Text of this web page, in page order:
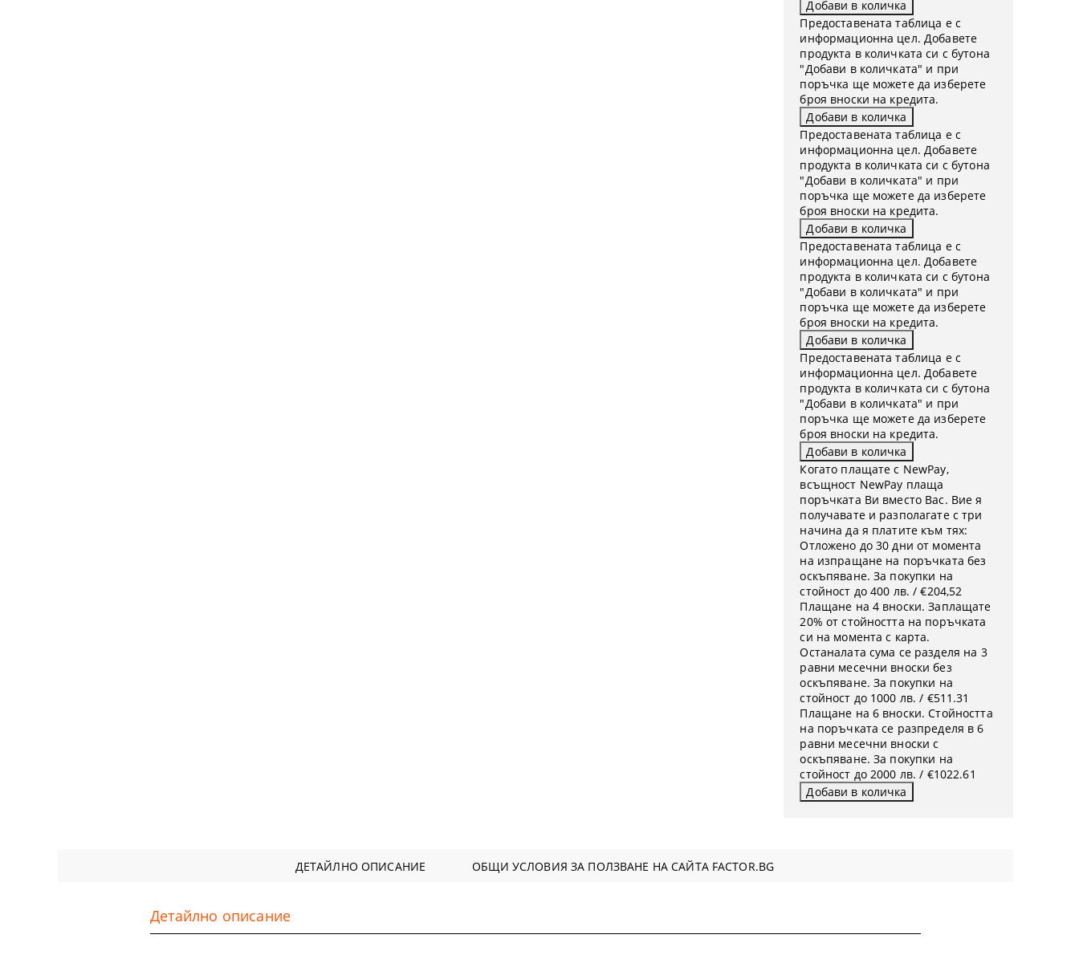
Предоставената таблица е с
информационна цел. Добавете
продукта в количката си с бутона
"Добави в количката" и при
поръчка ще можете да изберете
броя вноски на кредита.
Предоставената таблица е с
информационна цел. Добавете
продукта в количката си с бутона
"Добави в количката" и при
поръчка ще можете да изберете
броя вноски на кредита.
Предоставената таблица е с
информационна цел. Добавете
продукта в количката си с бутона
"Добави в количката" и при
поръчка ще можете да изберете
броя вноски на кредита.
Предоставената таблица е с
информационна цел. Добавете
продукта в количката си с бутона
"Добави в количката" и при
поръчка ще можете да изберете
броя вноски на кредита.
Когато плащате с NewPay,
всъщност NewPay плаща
поръчката Ви вместо Вас. Вие я
получавате и разполагате с три
начина да я платите към тях:
Отложено до 30 дни от момента
на изпращане на поръчката без
оскъпяване. За покупки на
стойност до 400 лв. / €204,52
Плащане на 4 вноски. Заплащате
20% от стойността на поръчката
си на момента с карта.
Останалата сума се разделя на 3
равни месечни вноски без
оскъпяване. За покупки на
стойност до 1000 лв. / €511.31
Плащане на 6 вноски. Стойността
на поръчката се разпределя в 6
равни месечни вноски с
оскъпяване. За покупки на
стойност до 2000 лв. / €1022.61
ДЕТАЙЛНО ОПИСАНИЕ ОБЩИ УСЛОВИЯ ЗА ПОЛЗВАНЕ НА САЙТА FACTOR.BG
Детайлно описание